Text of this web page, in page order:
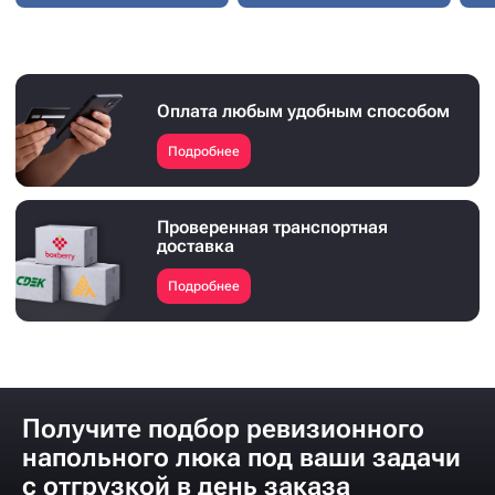
Оплата любым удобным способом
Подробнее
Проверенная транспортная
доставка
Подробнее
Получите подбор ревизионного
напольного люка под ваши задачи
с отгрузкой в день заказа